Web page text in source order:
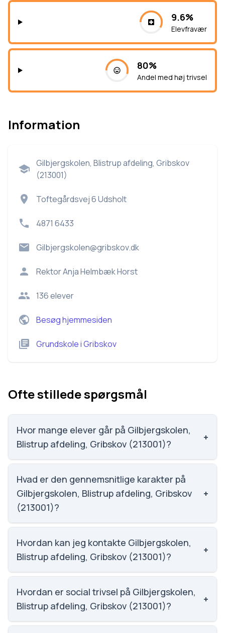
9.6%
Elevfravær
80%
Andel med høj trivsel
Information
Gilbjergskolen, Blistrup afdeling, Gribskov
(213001)
Toftegårdsvej 6 Udsholt
4871 6433
Gilbjergskolen@gribskov.dk
RektorAnja Helmbæk Horst
136elever
Besøg hjemmesiden
GrundskoleiGribskov
Ofte stillede spørgsmål
Hvor mange elever går på Gilbjergskolen,
Blistrup afdeling, Gribskov (213001)?
+
Gilbjergskolen, Blistrup afdeling, Gribskov (213001)
har 136 elever, hvilket gør den til nummer 1549 ud af
3143 skoler.
Hvad er den gennemsnitlige karakter på
Gilbjergskolen, Blistrup afdeling, Gribskov
(213001)?
+
Vi har ikke data om karaktergennemsnittet for
Gilbjergskolen, Blistrup afdeling, Gribskov (213001).
Hvordan kan jeg kontakte Gilbjergskolen,
Blistrup afdeling, Gribskov (213001)?
+
Email: Gilbjergskolen@gribskov.dk. Telefon: 4871
6433. Adresse: Toftegårdsvej 6 Udsholt.
Skoleleder: Anja Helmbæk Horst.
Hvordan er social trivsel på Gilbjergskolen,
Blistrup afdeling, Gribskov (213001)?
+
Social trivsel på Gilbjergskolen, Blistrup afdeling,